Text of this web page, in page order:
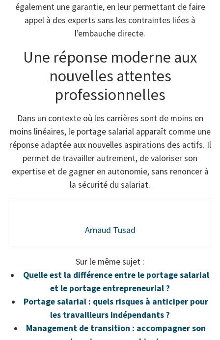
également une garantie, en leur permettant de faire
appel à des experts sans les contraintes liées à
l’embauche directe.
Une réponse moderne aux
nouvelles attentes
professionnelles
Dans un contexte où les carrières sont de moins en
moins linéaires, le portage salarial apparaît comme une
réponse adaptée aux nouvelles aspirations des actifs. Il
permet de travailler autrement, de valoriser son
expertise et de gagner en autonomie, sans renoncer à
la sécurité du salariat.
Arnaud Tusad
Sur le même sujet :
Quelle est la différence entre le portage salarial
et le portage entrepreneurial ?
Portage salarial : quels risques à anticiper pour
les travailleurs indépendants ?
Management de transition : accompagner son